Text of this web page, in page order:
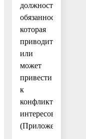
должностных
обязанностей,
которая
приводит
или
может
привести
к
конфликту
интересов.
(Приложение.)